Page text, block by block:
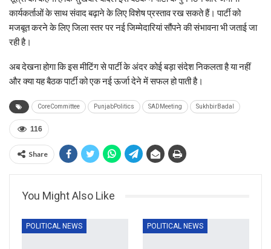
कार्यकर्ताओं के साथ संवाद बढ़ाने के लिए विशेष प्रस्ताव रख सकते हैं। पार्टी को
मजबूत करने के लिए जिला स्तर पर नई जिम्मेदारियां सौंपने की संभावना भी जताई जा
रही है।
अब देखना होगा कि इस मीटिंग से पार्टी के अंदर कोई बड़ा संदेश निकलता है या नहीं
और क्या यह बैठक पार्टी को एक नई ऊर्जा देने में सफल हो पाती है।
CoreCommittee PunjabPolitics SADMeeting SukhbirBadal
116
Share
You Might Also Like
POLITICAL NEWS POLITICAL NEWS